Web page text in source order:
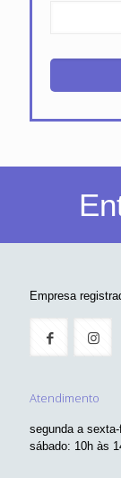
Empresa
Atendimento
segunda a
sábado: 10h às